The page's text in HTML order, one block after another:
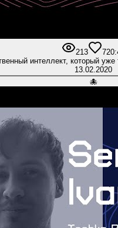
213 7
интеллект, который
13.02.2020
🐙